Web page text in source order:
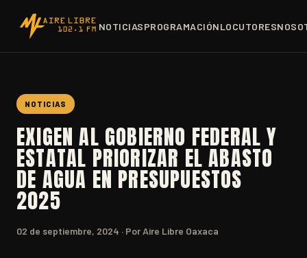
NOTICIASPROGRAMACIÓNLOCUTORES
NOTICIAS
EXIGEN AL GOBIERNO FEDERAL Y
ESTATAL PRIORIZAR EL ABASTO
DE AGUA EN PRESUPUESTOS
2025
02 de septiembre, 2024 · Por Aire Libre Oaxaca